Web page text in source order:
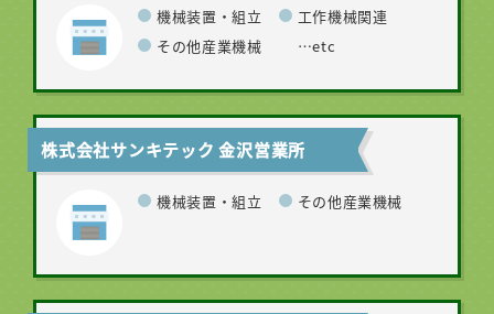
機械装置・組立
工作機械関連
その他産業機械
…etc
株式会社サンキテック 金沢営業所
機械装置・組立 その他産業機械